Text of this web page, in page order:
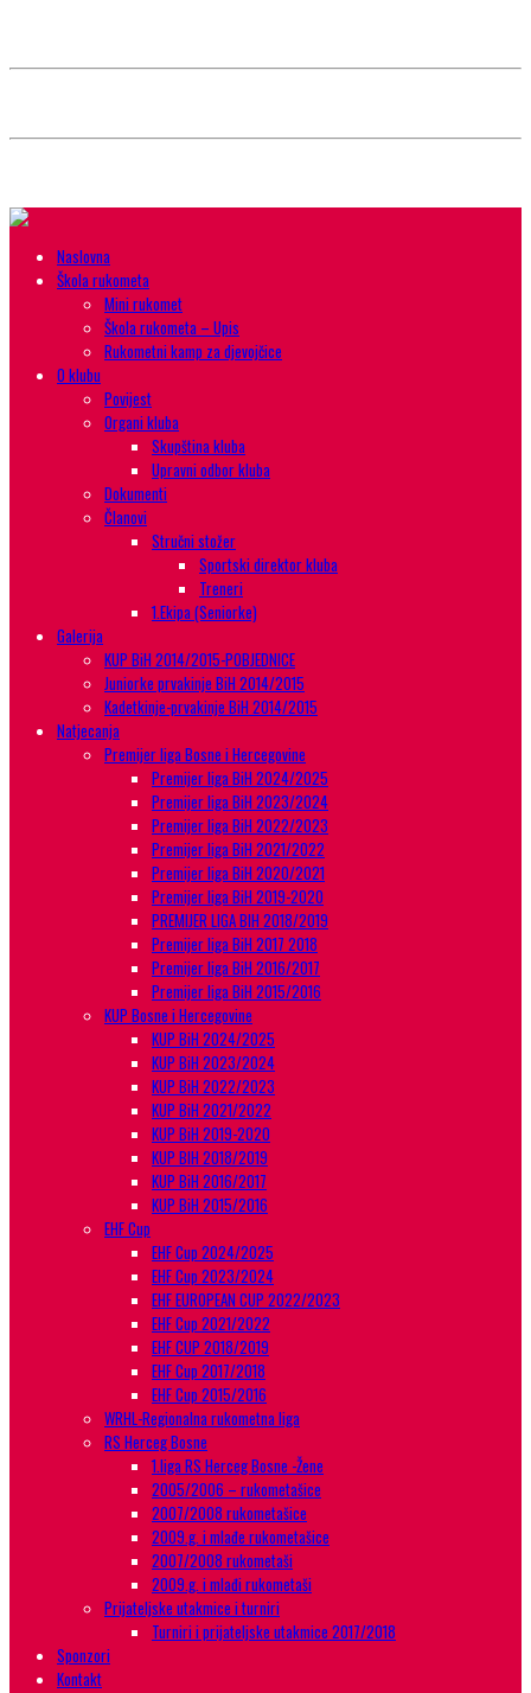
Naslovna
Škola rukometa
Mini rukomet
Škola rukometa – Upis
Rukometni kamp za djevojčice
O klubu
Povijest
Organi kluba
Skupština kluba
Upravni odbor kluba
Dokumenti
Članovi
Stručni stožer
Sportski direktor kluba
Treneri
1.Ekipa (Seniorke)
Galerija
KUP BiH 2014/2015-POBJEDNICE
Juniorke prvakinje BiH 2014/2015
Kadetkinje-prvakinje BiH 2014/2015
Natjecanja
Premijer liga Bosne i Hercegovine
Premijer liga BiH 2024/2025
Premijer liga BiH 2023/2024
Premijer liga BiH 2022/2023
Premijer liga BiH 2021/2022
Premijer liga BiH 2020/2021
Premijer liga BiH 2019-2020
PREMIJER LIGA BIH 2018/2019
Premijer liga BiH 2017 2018
Premijer liga BiH 2016/2017
Premijer liga BiH 2015/2016
KUP Bosne i Hercegovine
KUP BiH 2024/2025
KUP BiH 2023/2024
KUP BiH 2022/2023
KUP BiH 2021/2022
KUP BiH 2019-2020
KUP BIH 2018/2019
KUP BiH 2016/2017
KUP BiH 2015/2016
EHF Cup
EHF Cup 2024/2025
EHF Cup 2023/2024
EHF EUROPEAN CUP 2022/2023
EHF Cup 2021/2022
EHF CUP 2018/2019
EHF Cup 2017/2018
EHF Cup 2015/2016
WRHL-Regionalna rukometna liga
RS Herceg Bosne
1.liga RS Herceg Bosne -Žene
2005/2006 – rukometašice
2007/2008 rukometašice
2009.g. i mlađe rukometašice
2007/2008 rukometaši
2009.g. i mlađi rukometaši
Prijateljske utakmice i turniri
Turniri i prijateljske utakmice 2017/2018
Sponzori
Kontakt